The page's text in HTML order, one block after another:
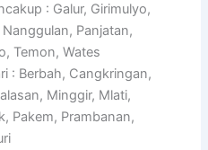
: Galur, Girimulyo,
Panjatan,
Temon, Wates
: Berbah, Cangkringan,
Minggir, Mlati,
Pakem, Prambanan,